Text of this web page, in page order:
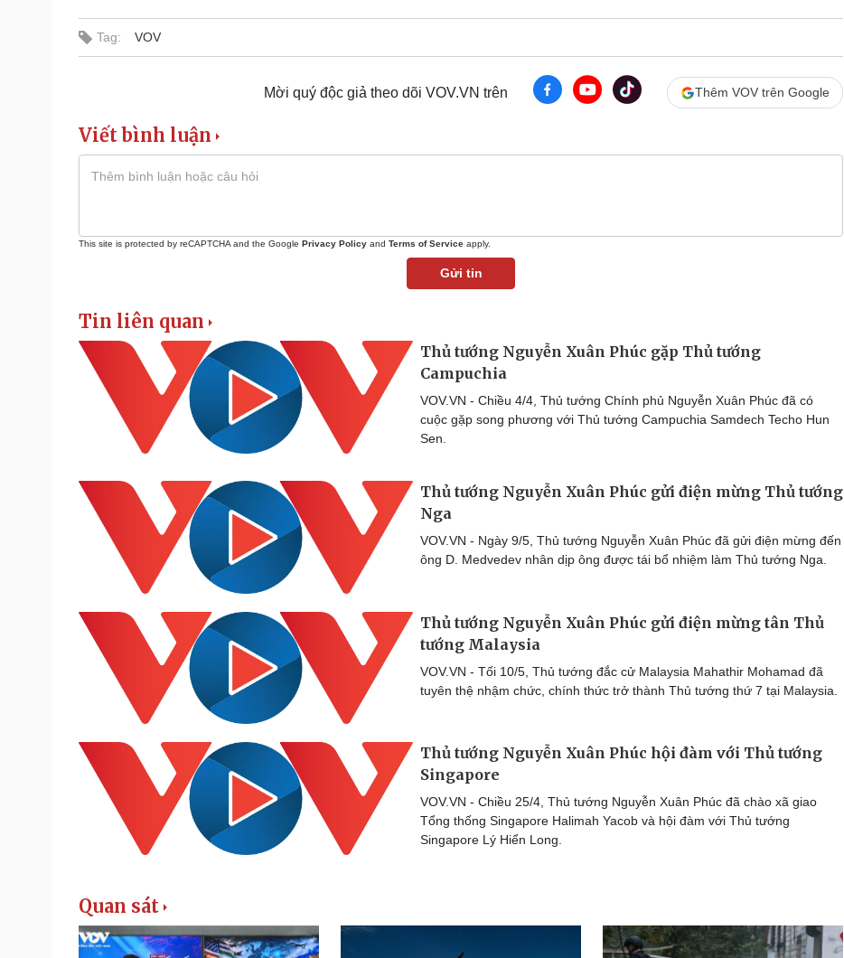
Tag: VOV
Mời quý độc giả theo dõi VOV.VN trên Thêm VOV trên Google
Viết bình luận
This site is protected by reCAPTCHA and the Google Privacy Policy and Terms of Service apply.
Gửi tin
Tin liên quan
Thủ tướng Nguyễn Xuân Phúc gặp Thủ tướng
Campuchia
VOV.VN - Chiều 4/4, Thủ tướng Chính phủ Nguyễn Xuân Phúc đã có
cuộc gặp song phương với Thủ tướng Campuchia Samdech Techo Hun
Sen.
Thủ tướng Nguyễn Xuân Phúc gửi điện mừng Thủ tướng
Nga
VOV.VN - Ngày 9/5, Thủ tướng Nguyễn Xuân Phúc đã gửi điện mừng đến
ông D. Medvedev nhân dịp ông được tái bổ nhiệm làm Thủ tướng Nga.
Thủ tướng Nguyễn Xuân Phúc gửi điện mừng tân Thủ
tướng Malaysia
VOV.VN - Tối 10/5, Thủ tướng đắc cử Malaysia Mahathir Mohamad đã
tuyên thệ nhậm chức, chính thức trở thành Thủ tướng thứ 7 tại Malaysia.
Thủ tướng Nguyễn Xuân Phúc hội đàm với Thủ tướng
Singapore
VOV.VN - Chiều 25/4, Thủ tướng Nguyễn Xuân Phúc đã chào xã giao
Tổng thống Singapore Halimah Yacob và hội đàm với Thủ tướng
Singapore Lý Hiển Long.
Quan sát